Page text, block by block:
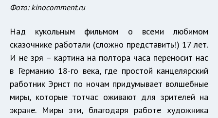
Фото: kinocomment.ru
Над кукольным фильмом о всеми любимом
сказочнике работали (сложно представить!) 17 лет.
И не зря – картина на полтора часа переносит нас
в Германию 18-го века, где простой канцелярский
работник Эрнст по ночам придумывает волшебные
миры, которые тотчас оживают для зрителей на
экране. Миры эти, благодаря работе художника